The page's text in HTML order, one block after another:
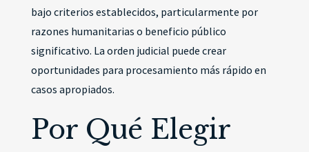
bajo criterios establecidos, particularmente por
razones humanitarias o beneficio público
significativo. La orden judicial puede crear
oportunidades para procesamiento más rápido en
casos apropiados.
Por Qué Elegir